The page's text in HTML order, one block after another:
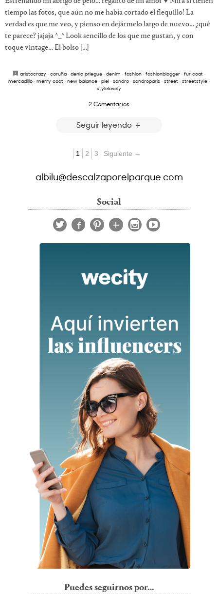
tiempo las fotos, que aún no me había cortado el flequillo! La
verdad es que me veo, y pienso en dejármelo largo de nuevo… ¿qué
te parece? jajaja ^_^ Look sencillo de los que me gustan, y con
toque vintage… El bolso […]
aristocrazy · coruña · denia priegue · denim · fashion · fashionblogger · fur coat ·
mercadillo · merry coat · new balance · piel · sandro · sandroparis · street · streetstyle ·
stylelovely
2 Comentarios
Seguir leyendo
1 2 3 Siguiente →
albilu@descalzaporelparque.com
Social
Puedes seguirnos por…